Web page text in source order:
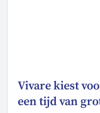
Vivare kiest
een tijd van